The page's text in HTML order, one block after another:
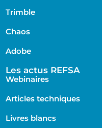
Trimble
Chaos
Adobe
Les actus REFSA
Webinaires
Articles techniques
Livres blancs